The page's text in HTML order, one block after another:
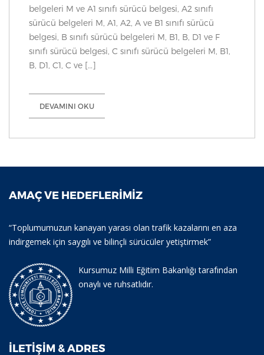
belgeleri M ve A1 sınıfı sürücü belgesi, A2 sınıfı
sürücü belgeleri M, A1, A2, A ve B1 sınıfı sürücü
belgesi, B sınıfı sürücü belgeleri M, B1, B, D1 ve F
sınıfı sürücü belgesi, C sınıfı sürücü belgeleri M, B1,
B, D1, C1, C ve […]
DEVAMINI OKU
AMAÇ VE HEDEFLERIMIZ
“Toplumumuzun kanayan yarası olan trafik kazalarını en aza
indirgemek için saygılı ve bilinçli sürücüler yetiştirmek”
Kursumuz Milli Eğitim Bakanlığı tarafından
onaylı ve ruhsatlıdır.
İLETIŞIM & ADRES